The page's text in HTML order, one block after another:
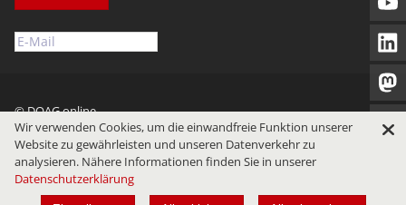
© DOAG online
Impressum
Datenschutz Nutzungsbedingungen
Wir verwenden Cookies, um die einwandfreie Funktion unserer
Website zu gewährleisten und unseren Datenverkehr zu
analysieren. Nähere Informationen finden Sie in unserer
Datenschutzerklärung